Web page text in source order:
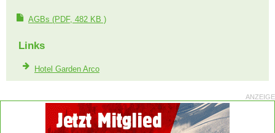
AGBs (PDF, 482 KB )
Links
Hotel Garden Arco
ANZEIGE